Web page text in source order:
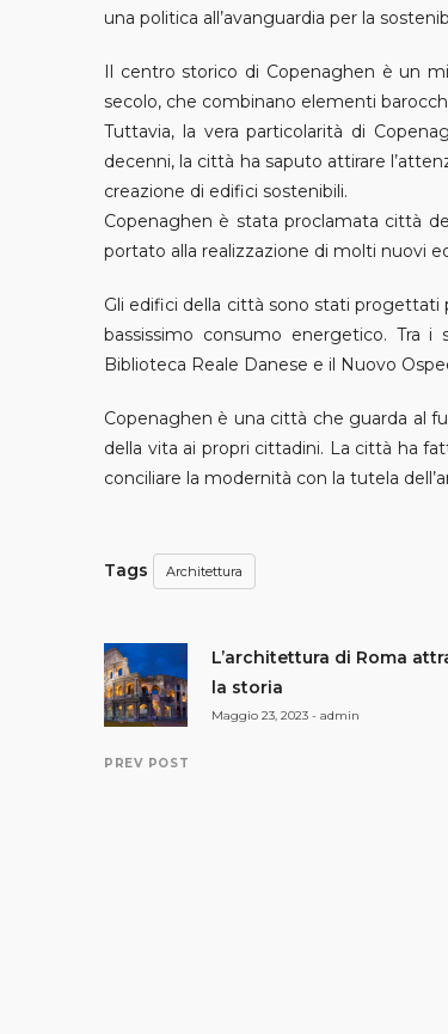
una politica all’avanguardia per la
Il centro storico di Copenaghen è un
secolo, che combinano elementi
Tuttavia, la vera particolarità di
decenni, la città ha saputo attirare
creazione di edifici sostenibili.
Copenaghen è stata proclamata città
portato alla realizzazione di molti nuovi
Gli edifici della città sono stati progettati
bassissimo consumo energetico. Tra
Biblioteca Reale Danese e il Nuovo
Copenaghen è una città che guarda al
della vita ai propri cittadini. La città ha
conciliare la modernità con la tutela
Tags Architettura
PREV POST
L’architettura di Roma
la storia
Maggio 23, 2023 - admin